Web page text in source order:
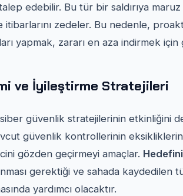
edebilir. Bu tür bir saldırıya
itibarlarını zedeler. Bu nedenle,
yapmak, zararı en aza indirmek için
ve İyileştirme Stratejileri
güvenlik stratejilerinin etkinliğini
güvenlik kontrollerinin
gözden geçirmeyi amaçlar.
gerektiği ve sahada kaydedilen
yardımcı olacaktır.